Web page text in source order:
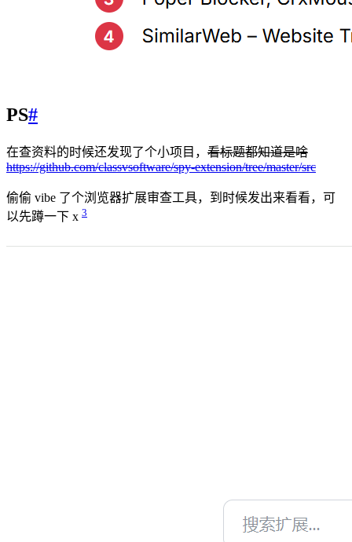
PS#
在查资料的时候还发现了个小项目， 看标题都知道是啥
https://github.com/classvsoftware/spy-extension/tree/master/src
偷偷 vibe 了个浏览器扩展审查工具，到时候发出来看看，可
以先蹲一下 x 3